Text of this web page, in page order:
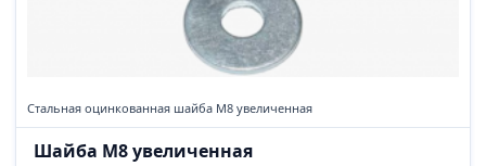
Стальная оцинкованная шайба М8 увеличенная
Шайба М8 увеличенная